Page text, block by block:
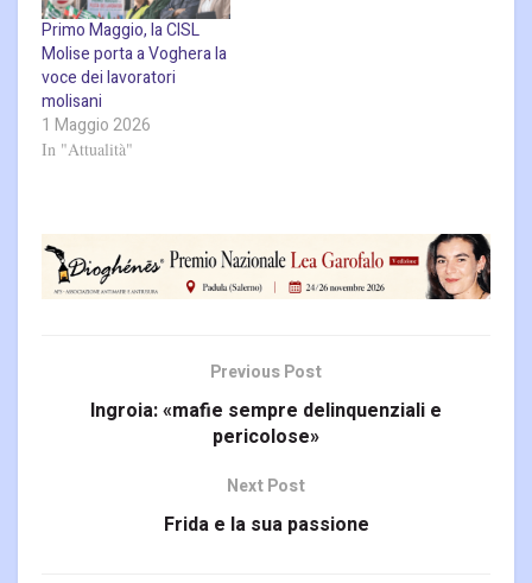
Primo Maggio, la CISL
Molise porta a Voghera la
voce dei lavoratori
molisani
1 Maggio 2026
In "Attualità"
Previous Post
Ingroia: «mafie sempre delinquenziali e
pericolose»
Next Post
Frida e la sua passione